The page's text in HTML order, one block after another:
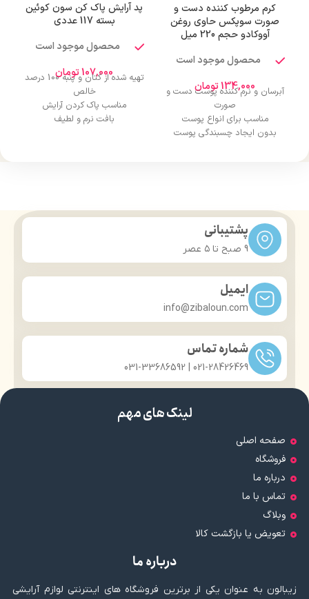
کرم مرطوب کننده دست و
صورت سوپکس حاوی روغن
آووکادو حجم 220 میل
محصول موجود است
134,000تومان
آبرسان و نرم کننده پوست دست و
صورت
مناسب برای انواع پوست
بدون ایجاد چسبندگی پوست
پد آرایش پاک کن سون کوئین
بسته 117 عددی
محصول موجود است
107,000تومان
تهیه شده از کتان و پنبه 100 درصد
خالص
مناسب پاک کردن آرایش
بافت نرم و لطیف
پشتیبانی
9 صبح تا ۵ عصر
ایمیل
info@zibaloun.com
شماره تماس
021-28426469 | 031-33686592
لینک های مهم
صفحه اصلی
فروشگاه
درباره ما
تماس با ما
وبلاگ
تعویض یا بازگشت کالا
درباره ما
زیبالون به عنوان یکی از برترین فروشگاه های اینترنتی لوازم آرایشی